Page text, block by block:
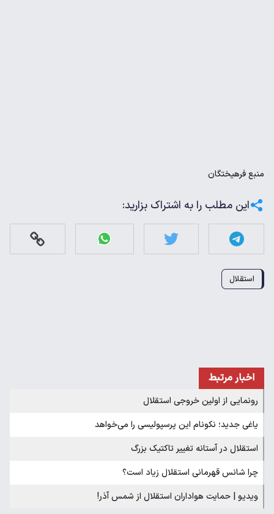
منبعفرهیختگان
این مطلب را به اشتراک بزارید:
استقلال
اخبار مرتبط
رونمایی از اولین خروجی استقلال
یاغی جدید؛ نکونام این پرسپولیسی را می‌خواهد
استقلال در آستانه تغییر تاکتیک بزرگ
چرا شانس قهرمانی استقلال زیاد است؟
ویدیو | حمایت هواداران استقلال از شمس آذر!